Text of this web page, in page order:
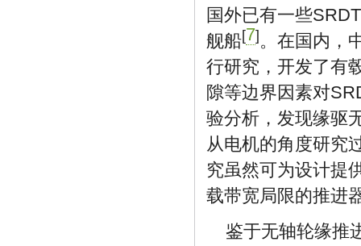
国外已有一些
舰船[7]。在国内，
行研究，开发了有
隙等边界因素对
验分析，发现缘驱
从电机的角度研究
究虽然可为设计提
载带宽局限的推进
鉴于无轴轮缘推